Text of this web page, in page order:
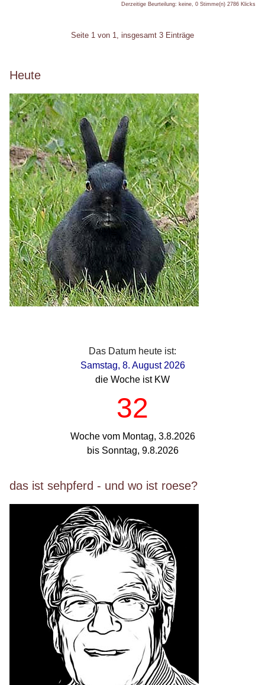
Derzeitige Beurteilung: keine, 0 Stimme(n) 2786 Klicks
Seite 1 von 1, insgesamt 3 Einträge
Seitenleiste
Heute
Das Datum heute ist:
Samstag, 8. August 2026
die Woche ist KW
32
Woche vom Montag, 3.8.2026
bis Sonntag, 9.8.2026
das ist sehpferd - und wo ist roese?